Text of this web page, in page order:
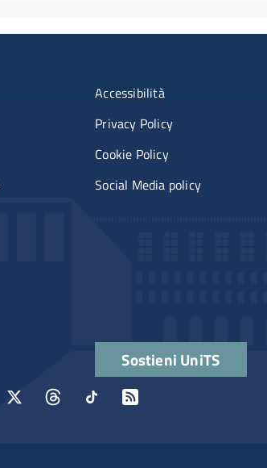
Menù riferimenti
Accessibilità
Privacy Policy
Cookie Policy
Social Media policy
Quick links
Sostieni UniTS
Menu social